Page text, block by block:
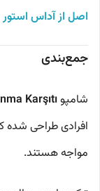
اصل از آداس استور
جمع‌بندی
شامپوKarşıtı
افرادی طراحی
مواجه هستند.